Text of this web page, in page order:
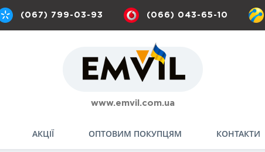
(067) 799-03-93 (066) 043-65-10
www.emvil.com.ua
АКЦІЇ ОПТОВИМ ПОКУПЦЯМ КОНТАКТИ